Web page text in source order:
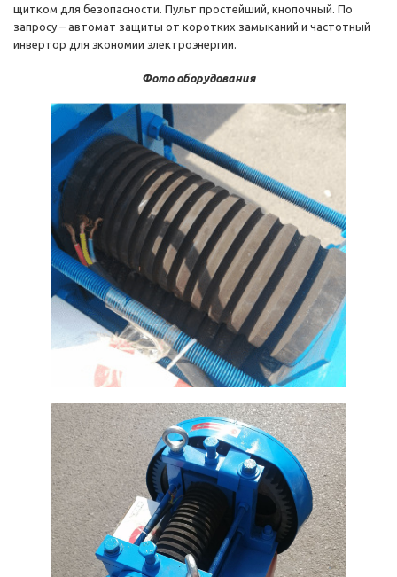
щитком для безопасности. Пульт простейший, кнопочный. По
запросу – автомат защиты от коротких замыканий и частотный
инвертор для экономии электроэнергии.
Фото оборудования